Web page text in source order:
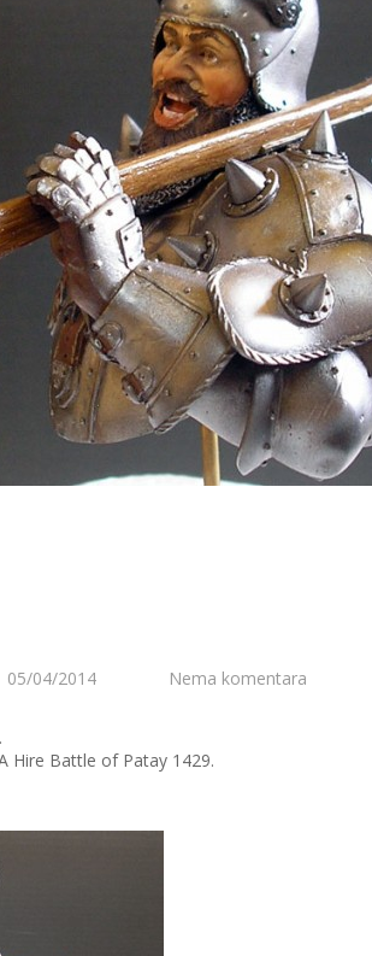
05/04/2014 Nema komentara
Hire Battle of Patay 1429.